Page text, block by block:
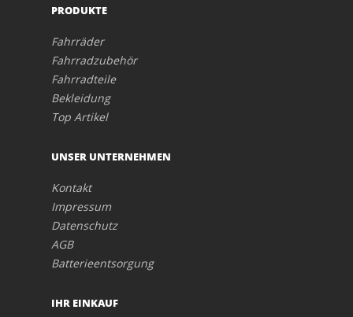
PRODUKTE
Fahrräder
Fahrradzubehör
Fahrradteile
Bekleidung
Top Artikel
UNSER UNTERNEHMEN
Kontakt
Impressum
Datenschutz
AGB
Batterieentsorgung
IHR EINKAUF